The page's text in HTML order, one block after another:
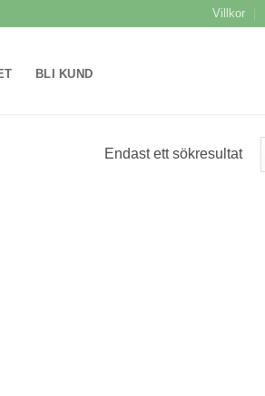
Villkor
BLI KUND
Endast ett sökresultat